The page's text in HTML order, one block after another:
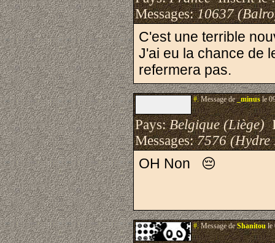
Messages:10637
C'est une terrible
J'ai eu la chance de
refermera pas.
#.Message de_minusle
Pays:Belgique (Liège)
Messages:7576 (Hydre
OH Non 😔
#.Message deShanitoule